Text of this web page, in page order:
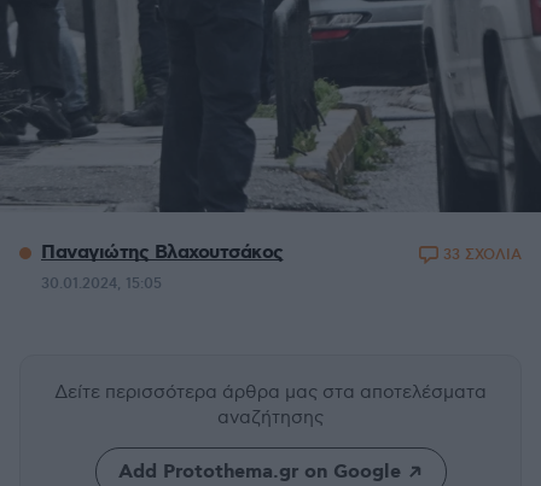
Παναγιώτης Βλαχουτσάκος
30.01.2024, 15:05
33 ΣΧΟΛΙΑ
Δείτε περισσότερα άρθρα μας στα αποτελέσματα
αναζήτησης
Add Protothema.gr on Google